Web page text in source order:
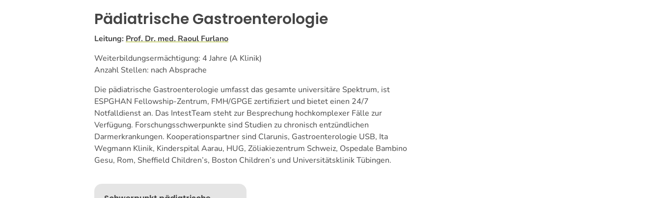
Pädiatrische Gastroenterologie
Leitung: Prof. Dr. med. Raoul Furlano
Weiterbildungsermächtigung: 4 Jahre (A Klinik)
Anzahl Stellen: nach Absprache
Die pädiatrische Gastroenterologie umfasst das gesamte universitäre Spektrum, ist
ESPGHAN Fellowship-Zentrum, FMH/GPGE zertifiziert und bietet einen 24/7
Notfalldienst an. Das IntestTeam steht zur Besprechung hochkomplexer Fälle zur
Verfügung. Forschungsschwerpunkte sind Studien zu chronisch entzündlichen
Darmerkrankungen. Kooperationspartner sind Clarunis, Gastroenterologie USB, Ita
Wegmann Klinik, Kinderspital Aarau, HUG, Zöliakiezentrum Schweiz, Ospedale Bambino
Gesu, Rom, Sheffield Children’s, Boston Children’s und Universitätsklinik Tübingen.